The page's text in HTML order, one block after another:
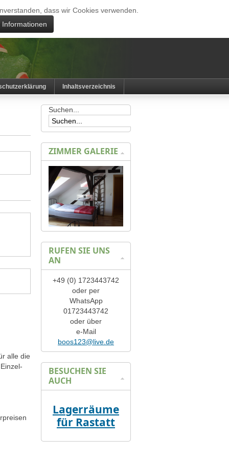
dass wir Cookies verwenden.
Informationen
Inhaltsverzeichnis
alle die
Suchen...
ZIMMER GALERIE
RUFEN SIE UNS
AN
+49 (0) 1723443742
oder per
WhatsApp
01723443742
oder über
e-Mail
boos123@live.de
BESUCHEN SIE
AUCH
Lagerräume
für Rastatt